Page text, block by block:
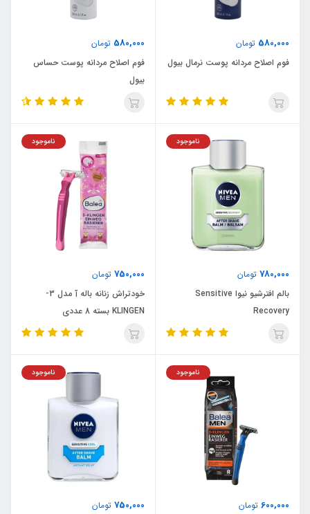
580,000 تومان
فوم اصلاح مردانه پوست نرمال بیول
580,000 تومان
فوم اصلاح مردانه پوست حساس
بیول
780,000 تومان
ناموجود
بالم افترشیو نیوا Sensitive
Recovery
750,000 تومان
ناموجود
خودتراش زنانه باله آ مدل 3-
KLINGEN بسته 8 عددی
600,000 تومان
ناموجود
750,000 تومان
ناموجود